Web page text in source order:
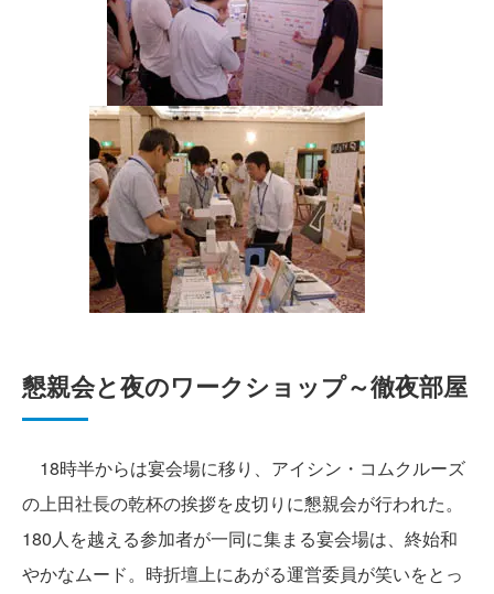
懇親会と夜のワークショップ～徹夜部屋
18時半からは宴会場に移り、アイシン・コムクルーズ
の上田社長の乾杯の挨拶を皮切りに懇親会が行われた。
180人を越える参加者が一同に集まる宴会場は、終始和
やかなムード。時折壇上にあがる運営委員が笑いをとっ